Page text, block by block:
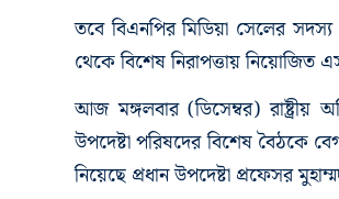
তবে বিএনপির মিডিয়া সেলের
থেকে বিশেষ নিরাপত্তায়
আজ মঙ্গলবার (ডিসেম্বর) রাষ্ট্রীয়
উপদেষ্টা পরিষদের বিশেষ বৈঠকে
নিয়েছে প্রধান উপদেষ্টা প্রফেসর